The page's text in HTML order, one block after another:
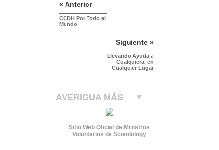
« Anterior
CCDH Por Todo el
Mundo
Siguiente »
Llevando Ayuda a
Cualquiera, en
Cualquier Lugar
AVERIGUA MÁS
Sitio Web Oficial de Ministros
Voluntarios de Scientology